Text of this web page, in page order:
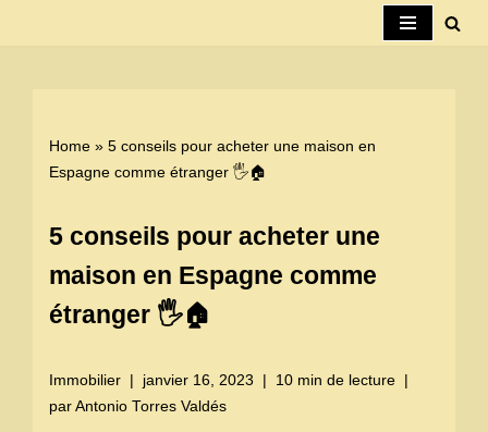
Home » 5 conseils pour acheter une maison en
Espagne comme étranger 🖐🏠
5 conseils pour acheter une
maison en Espagne comme
étranger 🖐🏠
Immobilier janvier 16, 2023
10 min de lecture
par Antonio Torres Valdés